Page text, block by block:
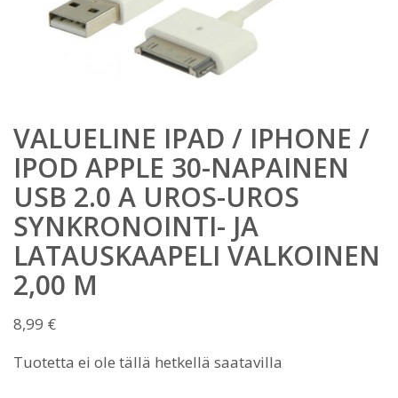
VALUELINE IPAD / IPHONE /
IPOD APPLE 30-NAPAINEN
USB 2.0 A UROS-UROS
SYNKRONOINTI- JA
LATAUSKAAPELI VALKOINEN
2,00 M
8,99 €
Tuotetta ei ole tällä hetkellä saatavilla